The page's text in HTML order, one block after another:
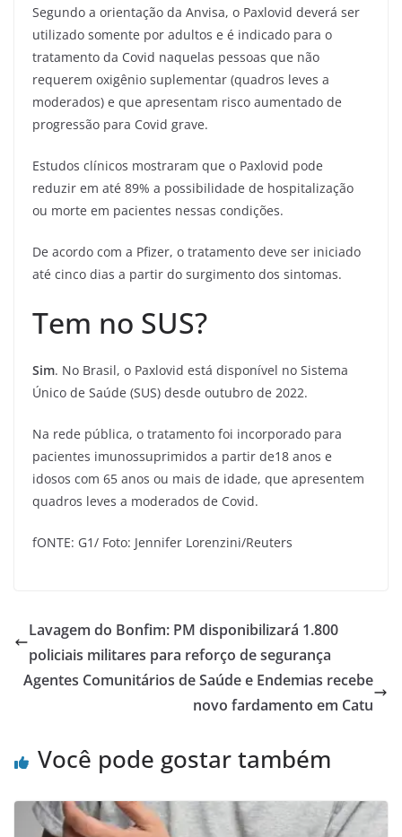
Segundo a orientação da Anvisa, o Paxlovid deverá ser
utilizado somente por adultos e é indicado para o
tratamento da Covid naquelas pessoas que não
requerem oxigênio suplementar (quadros leves a
moderados) e que apresentam risco aumentado de
progressão para Covid grave.
Estudos clínicos mostraram que o Paxlovid pode
reduzir em até 89% a possibilidade de hospitalização
ou morte em pacientes nessas condições.
De acordo com a Pfizer, o tratamento deve ser iniciado
até cinco dias a partir do surgimento dos sintomas.
Tem no SUS?
Sim. No Brasil, o Paxlovid está disponível no Sistema
Único de Saúde (SUS) desde outubro de 2022.
Na rede pública, o tratamento foi incorporado para
pacientes imunossuprimidos a partir de18 anos e
idosos com 65 anos ou mais de idade, que apresentem
quadros leves a moderados de Covid.
fONTE: G1/ Foto: Jennifer Lorenzini/Reuters
Lavagem do Bonfim: PM disponibilizará 1.800
policiais militares para reforço de segurança
Agentes Comunitários de Saúde e Endemias recebe
novo fardamento em Catu
Você pode gostar também